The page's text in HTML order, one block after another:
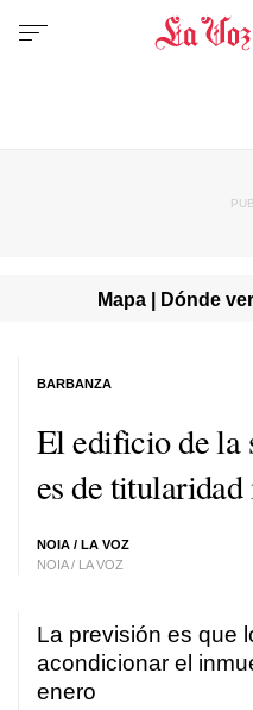
Mapa | Dónde
El edificio de la
es de
NOIA / LA VOZ
NOIA / LA VOZ
BARBANZA
La previsión es que
acondicionar el
enero